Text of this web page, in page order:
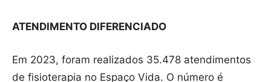
ATENDIMENTO DIFERENCIADO
Em 2023, foram realizados 35.478 atendimentos
de fisioterapia no Espaço Vida. O número é